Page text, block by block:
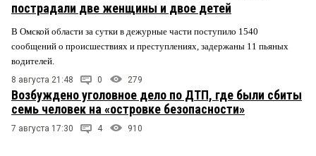
пострадали две женщины и двое детей
В Омской области за сутки в дежурные части поступило 1540
сообщений о происшествиях и преступлениях, задержаны 11 пьяных
водителей.
8 августа 21:48 0 279
Возбуждено уголовное дело по ДТП, где были сбиты
семь человек на «островке безопасности»
7 августа 17:30 4 910